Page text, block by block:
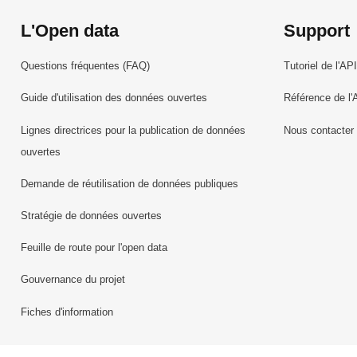
L'Open data
Questions fréquentes (FAQ)
Guide d'utilisation des données ouvertes
Lignes directrices pour la publication de données
ouvertes
Demande de réutilisation de données publiques
Stratégie de données ouvertes
Feuille de route pour l'open data
Gouvernance du projet
Fiches d'information
Support
Tutoriel de l'API
Référence de
Nous contacter